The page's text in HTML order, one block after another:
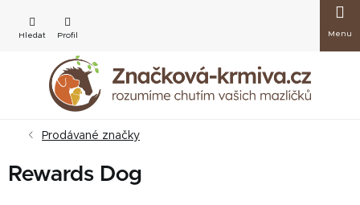
obsah
košík
Prodávané značky
Rewards Dog